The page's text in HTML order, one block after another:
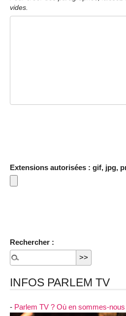
vides.
Extensions autorisées : gif, jpg,
Rechercher :
INFOS PARLEM TV
- Parlem TV ? Où en sommes-